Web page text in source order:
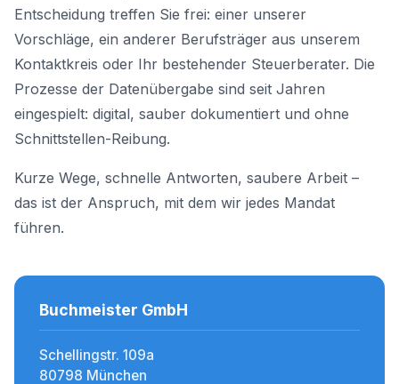
Entscheidung treffen Sie frei: einer unserer
Vorschläge, ein anderer Berufsträger aus unserem
Kontaktkreis oder Ihr bestehender Steuerberater. Die
Prozesse der Datenübergabe sind seit Jahren
eingespielt: digital, sauber dokumentiert und ohne
Schnittstellen-Reibung.
Kurze Wege, schnelle Antworten, saubere Arbeit –
das ist der Anspruch, mit dem wir jedes Mandat
führen.
Buchmeister GmbH
Schellingstr. 109a
80798 München